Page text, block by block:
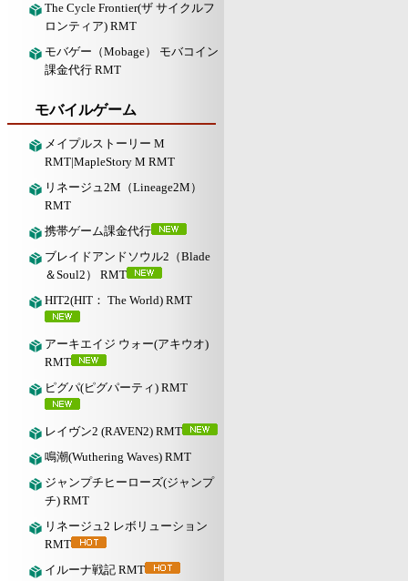
The Cycle Frontier(ザ サイクルフ
ロンティア) RMT
モバゲー（Mobage） モバコイン
課金代行 RMT
モバイルゲーム
メイプルストーリー M
RMT|MapleStory M RMT
リネージュ2M（Lineage2M）
RMT
携帯ゲーム課金代行
ブレイドアンドソウル2（Blade
＆Soul2） RMT
HIT2(HIT： The World) RMT
アーキエイジ ウォー(アキウオ)
RMT
ピグパ(ピグパーティ) RMT
レイヴン2 (RAVEN2) RMT
鳴潮(Wuthering Waves) RMT
ジャンプチヒーローズ(ジャンプ
チ) RMT
リネージュ2 レボリューション
RMT
イルーナ戦記 RMT